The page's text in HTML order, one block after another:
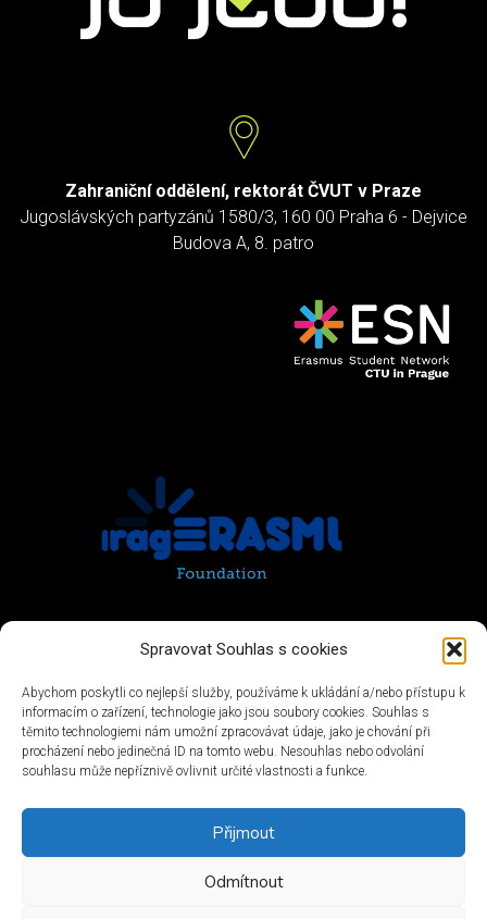
Spravovat Souhlas s cookies
Abychom poskytli co nejlepší služby, používáme k ukládání a/nebo přístupu k
informacím o zařízení, technologie jako jsou soubory cookies. Souhlas s
těmito technologiemi nám umožní zpracovávat údaje, jako je chování při
procházení nebo jedinečná ID na tomto webu. Nesouhlas nebo odvolání
souhlasu může nepříznivě ovlivnit určité vlastnosti a funkce.
Přijmout
Odmítnout
Zahraniční oddělení, rektorát ČVUT v Praze
Jugoslávských partyzánů 1580/3, 160 00 Praha 6 - Dejvice
Budova A, 8. patro